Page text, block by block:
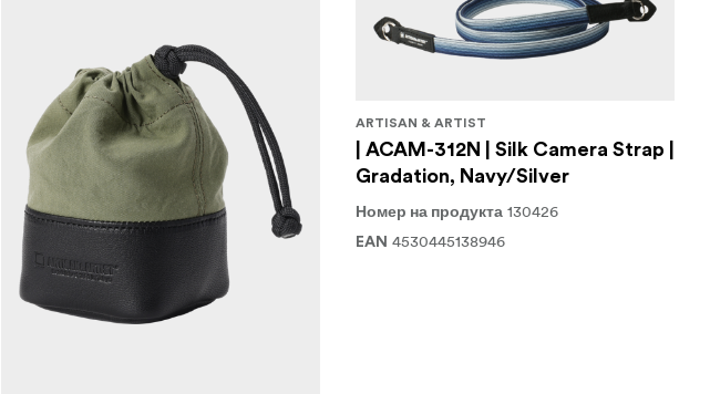
ARTISAN & ARTIST
| ACAM-312N | Silk Camera Strap |
Gradation, Navy/Silver
Номер на продукта 130426
EAN 4530445138946